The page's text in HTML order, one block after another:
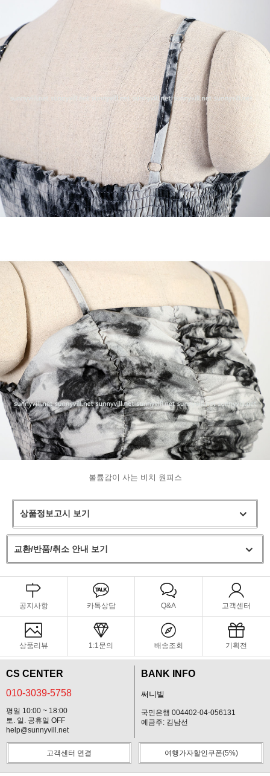
볼륨감이 사는 비치 원피스
상품정보고시 보기
교환/반품/취소 안내 보기
공지사항 카톡상담 Q&A 고객센터
상품리뷰 1:1문의 배송조회 기획전
CS CENTER
010-3039-5758
평일 10:00 ~ 18:00
토. 일. 공휴일 OFF
help@sunnyvill.net
BANK INFO
써니빌
국민은행 004402-04-056131
예금주: 김남선
고객센터 연결 여행가자할인쿠폰(5%)